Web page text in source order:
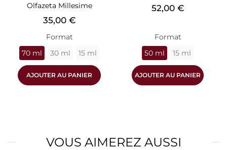
Olfazeta Millesime
Prix
35,00 €
Format
70 ml
30 ml 15 ml
AJOUTER AU PANIER
Prix
52,00 €
Format
50 ml
15 ml
AJOUTER AU PANIER
VOUS AIMEREZ AUSSI